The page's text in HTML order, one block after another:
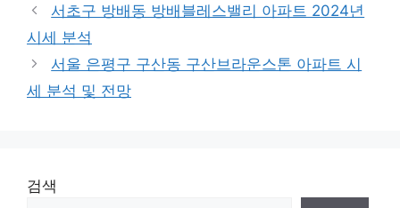
서초구 방배동 방배블레스밸리 아파트 2024년
시세 분석
서울 은평구 구산동 구산브라운스톤 아파트 시
세 분석 및 전망
검색